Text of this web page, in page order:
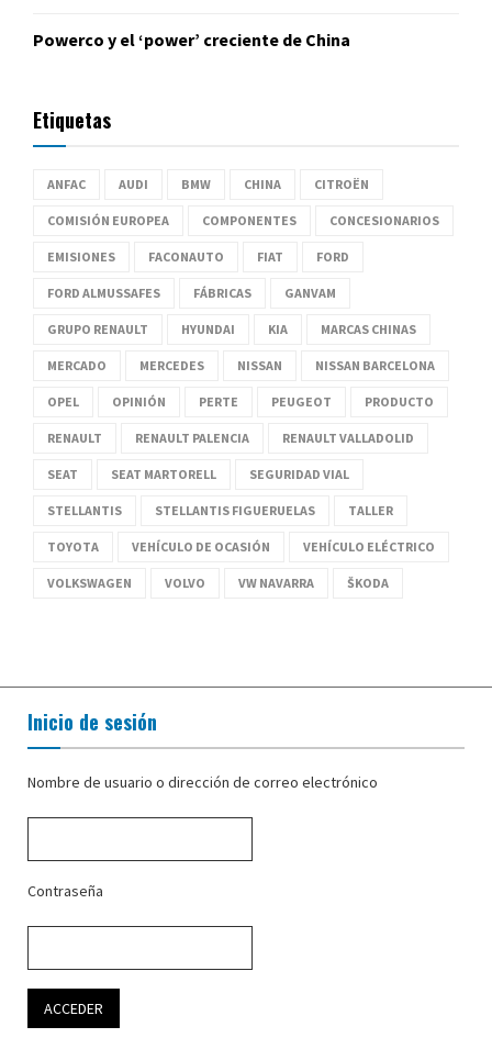
Powerco y el ‘power’ creciente de China
Etiquetas
ANFAC AUDI BMW CHINA CITROËN
COMISIÓN EUROPEA COMPONENTES CONCESIONARIOS
EMISIONES FACONAUTO FIAT FORD
FORD ALMUSSAFES FÁBRICAS GANVAM
GRUPO RENAULT HYUNDAI KIA MARCAS CHINAS
MERCADO MERCEDES NISSAN NISSAN BARCELONA
OPEL OPINIÓN PERTE PEUGEOT PRODUCTO
RENAULT RENAULT PALENCIA RENAULT VALLADOLID
SEAT SEAT MARTORELL SEGURIDAD VIAL
STELLANTIS STELLANTIS FIGUERUELAS TALLER
TOYOTA VEHÍCULO DE OCASIÓN VEHÍCULO ELÉCTRICO
VOLKSWAGEN VOLVO VW NAVARRA ŠKODA
Inicio de sesión
Nombre de usuario o dirección de correo electrónico
Contraseña